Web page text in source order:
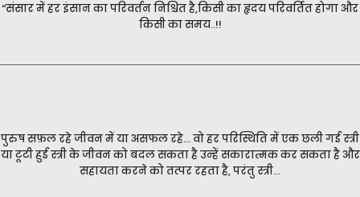
“संसार में हर इंसान का परिवर्तन निश्चित है,किसी का हृदय परिवर्तित होगा और
किसी का समय..!!
पुरुष सफ़ल रहे जीवन में या असफल रहे... वो हर परिस्थिति में एक छली गई स्त्री
या टूटी हुई स्त्री के जीवन को बदल सकता है उन्हें सकारात्मक कर सकता है और
सहायता करने को तत्पर रहता है, परंतु स्त्री...